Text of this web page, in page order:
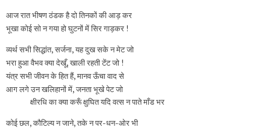
आज रात भीषण ठंडक है दो तिनकों की आड़ कर
भूखा कोई सो न गया हो घुटनों में सिर गाड़कर !
व्यर्थ सभी सिद्धांत, सर्जना, यह दुख सके न मेट जो
भरा हुआ वैभव क्‍या देखूँ, खाली रहती टेंट जो !
यंत्र सभी जीवन के हित हैं, मानव ऊँचा वाद से
आग लगे उन खलिहानों में, जनता भूखे पेट जो
क्षीरधि का क्या करूँ क्षुघित यदि वत्स न पाते माँड भर
कोई छल, कौटिल्य न जाने, तके न पर-धन-ओर भी